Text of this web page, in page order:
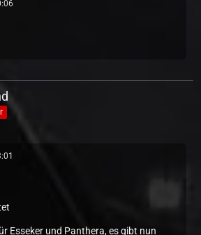
Esseker und Panthera, es gibt nun